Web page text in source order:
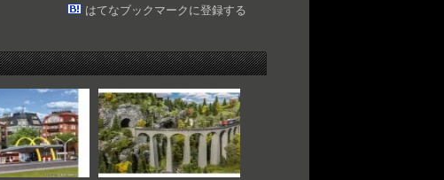
はてなブックマークに登録する